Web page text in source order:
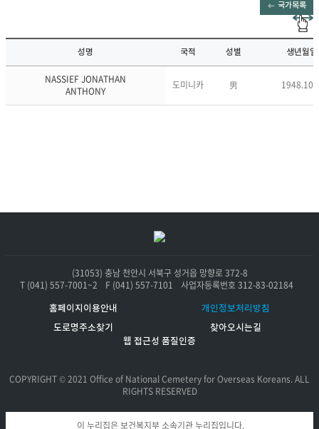
국가목록
성명 국적 성별 생년월일
NASSIEF JONATHAN
ANTHONY
도미니카 男 1948.10.
(31053) 충남 천안시 서북구 성거읍 망향로 372-8
T (041) 557-7001~2
F (041) 557-7101 사업자등록번호 312-83-02184
홈페이지이용안내
개인정보처리방침
도로명주소찾기
찾아오시는길
웹 접근성 품질인증
COPYRIGHT © 2021 Office of National Cemetery for Overseas Koreans. ALL
RIGHTS RESERVED
이 누리집은 보건복지부 소속기관 누리집입니다.